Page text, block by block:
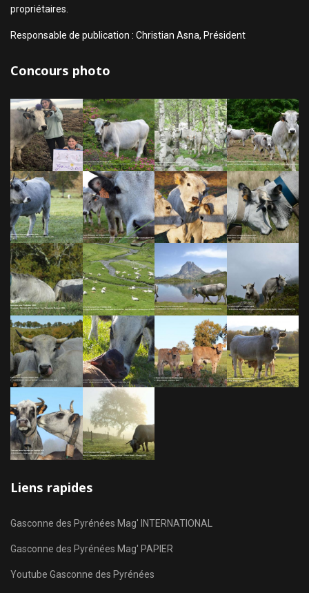
propriétaires.
Responsable de publication : Christian Asna, Président
Concours photo
Liens rapides
Gasconne des Pyrénées Mag' INTERNATIONAL
Gasconne des Pyrénées Mag' PAPIER
Youtube Gasconne des Pyrénées